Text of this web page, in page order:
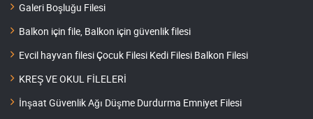
Galeri Boşluğu Filesi
Balkon için file, Balkon için güvenlik filesi
Evcil hayvan filesi Çocuk Filesi Kedi Filesi Balkon Filesi
KREŞ VE OKUL FİLELERİ
İnşaat Güvenlik Ağı Düşme Durdurma Emniyet Filesi